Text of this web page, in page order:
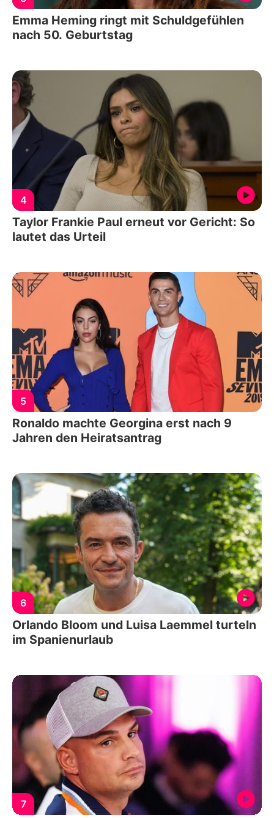
Emma Heming ringt mit Schuldgefühlen
nach 50. Geburtstag
4
Taylor Frankie Paul erneut vor Gericht: So
lautet das Urteil
5
Ronaldo machte Georgina erst nach 9
Jahren den Heiratsantrag
6
Orlando Bloom und Luisa Laemmel turteln
im Spanienurlaub
7